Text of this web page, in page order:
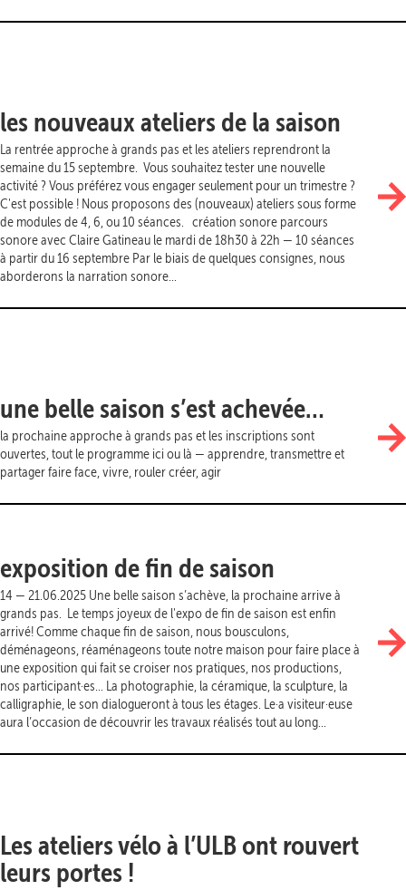
les nouveaux ateliers de la saison
La rentrée approche à grands pas et les ateliers reprendront la
semaine du 15 septembre. Vous souhaitez tester une nouvelle
activité ? Vous préférez vous engager seulement pour un trimestre ?
C'est possible ! Nous proposons des (nouveaux) ateliers sous forme
de modules de 4, 6, ou 10 séances. création sonore parcours
sonore avec Claire Gatineau le mardi de 18h30 à 22h — 10 séances
à partir du 16 septembre Par le biais de quelques consignes, nous
aborderons la narration sonore...
une belle saison s’est achevée…
la prochaine approche à grands pas et les inscriptions sont
ouvertes, tout le programme ici ou là — apprendre, transmettre et
partager faire face, vivre, rouler créer, agir
exposition de fin de saison
14 — 21.06.2025 Une belle saison s’achève, la prochaine arrive à
grands pas. Le temps joyeux de l'expo de fin de saison est enfin
arrivé! Comme chaque fin de saison, nous bousculons,
déménageons, réaménageons toute notre maison pour faire place à
une exposition qui fait se croiser nos pratiques, nos productions,
nos participant·es... La photographie, la céramique, la sculpture, la
calligraphie, le son dialogueront à tous les étages. Le·a visiteur·euse
aura l’occasion de découvrir les travaux réalisés tout au long...
Les ateliers vélo à l’ULB ont rouvert
leurs portes !